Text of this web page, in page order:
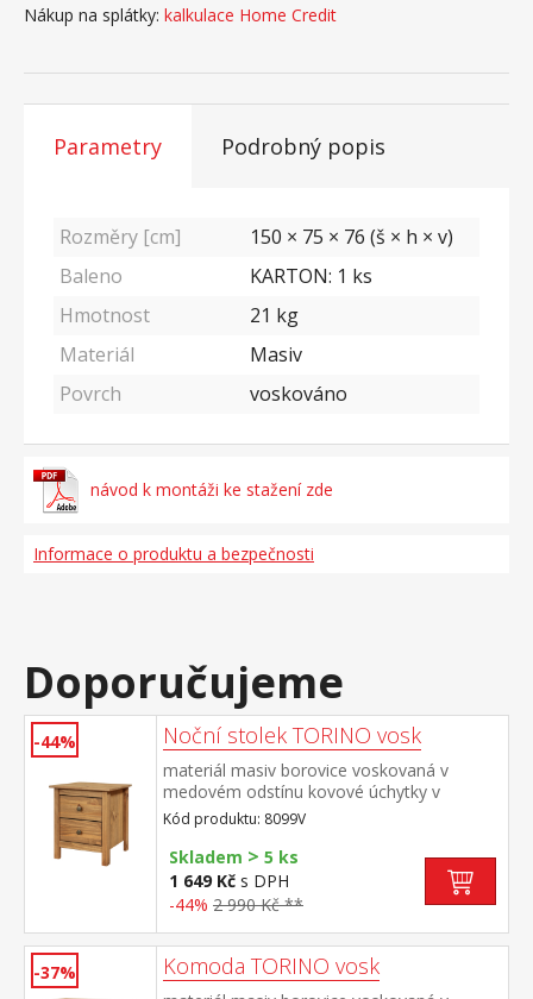
Nákup na splátky: kalkulace Home Credit
Parametry Podrobný popis
Rozměry [cm]
150 × 75 × 76 (š × h × v)
Baleno
KARTON: 1 ks
Hmotnost
21 kg
Materiál
Masiv
Povrch
voskováno
návod k montáži ke stažení zde
Informace o produktu a bezpečnosti
Doporučujeme
-44% Noční stolek TORINO vosk
materiál masiv borovice voskovaná v
medovém odstínu kovové úchytky v
barevném provedení černěná mosaz 2
zásuvky s kovovými pojezdy
Kód produktu: 8099V
Skladem > 5 ks
1 649 Kč s DPH
-44% 2 990 Kč **
-37% Komoda TORINO vosk